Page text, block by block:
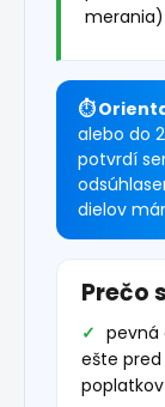
merania)
⏱
alebo do
potvrdí
dielov
Prečo
pevná
ešte
poplatkov